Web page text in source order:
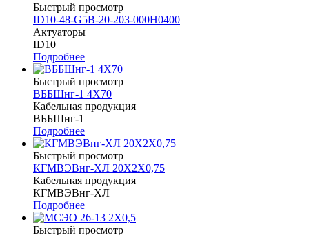
Быстрый просмотр
ID10-48-G5B-20-203-000H0400
Актуаторы
ID10
Подробнее
Быстрый просмотр
ВББШнг-1 4Х70
Кабельная продукция
ВББШнг-1
Подробнее
Быстрый просмотр
КГМВЭВнг-ХЛ 20Х2Х0,75
Кабельная продукция
КГМВЭВнг-ХЛ
Подробнее
Быстрый просмотр